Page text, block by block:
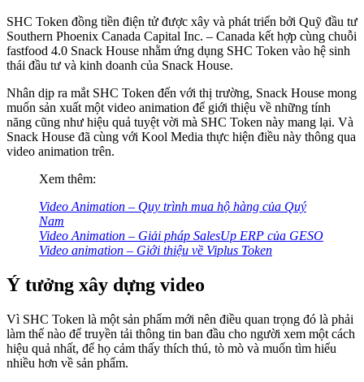
SHC Token đồng tiền điện tử được xây và phát triển bởi Quỹ đầu tư
Southern Phoenix Canada Capital Inc. – Canada kết hợp cùng chuỗi
fastfood 4.0 Snack House nhằm ứng dụng SHC Token vào hệ sinh
thái đầu tư và kinh doanh của Snack House.
Nhân dịp ra mắt SHC Token đến với thị trường, Snack House mong
muốn sản xuất một video animation để giới thiệu về những tính
năng cũng như hiệu quả tuyệt vời mà SHC Token này mang lại. Và
Snack House đã cùng với Kool Media thực hiện điều này thông qua
video animation trên.
Xem thêm:
Video Animation – Quy trình mua hộ hàng của Quý
Nam
Video Animation – Giải pháp SalesUp ERP của GESO
Video animation – Giới thiệu về Viplus Token
Ý tưởng xây dựng video
Vì SHC Token là một sản phẩm mới nên điều quan trọng đó là phải
làm thế nào để truyền tải thông tin ban đầu cho người xem một cách
hiệu quả nhất, để họ cảm thấy thích thú, tò mò và muốn tìm hiểu
nhiều hơn về sản phẩm.